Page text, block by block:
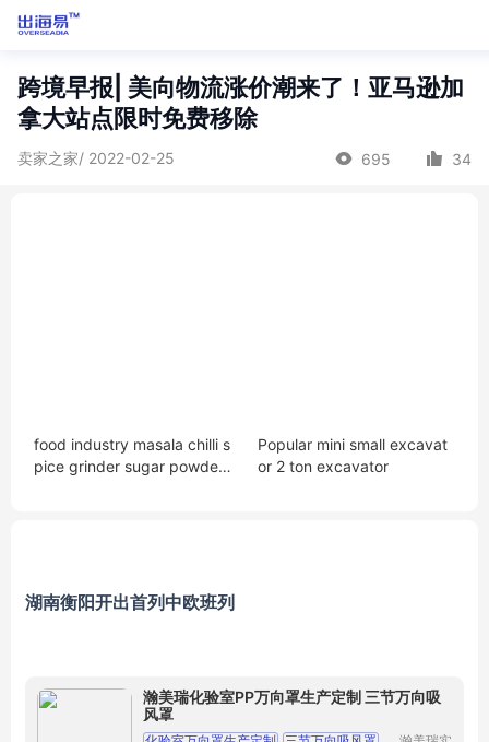
跨境早报| 美向物流涨价潮来了！亚马逊加
拿大站点限时免费移除
卖家之家/ 2022-02-25 695 34
food industry masala chilli s
pice grinder sugar powder
Popular mini small excavat
or 2 ton excavator
湖南衡阳开出首列中欧班列
瀚美瑞化验室PP万向罩生产定制 三节万向吸
风罩